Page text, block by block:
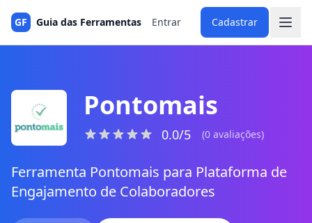
GF Guia das Ferramentas Entrar Cadastrar
Pontomais
0.0/5 (0 avaliações)
Ferramenta Pontomais para Plataforma de
Engajamento de Colaboradores